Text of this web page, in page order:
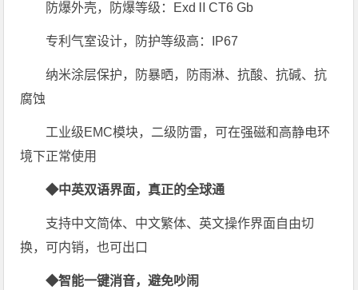
防爆外壳，防爆等级：ExdⅡCT6 Gb
专利气室设计，防护等级高：IP67
纳米涂层保护，防暴晒，防雨淋、抗酸、抗碱、抗
腐蚀
工业级EMC模块，二级防雷，可在强磁和高静电环
境下正常使用
◆中英双语界面，真正的全球通
支持中文简体、中文繁体、英文操作界面自由切
换，可内销，也可出口
◆智能一键消音，避免吵闹